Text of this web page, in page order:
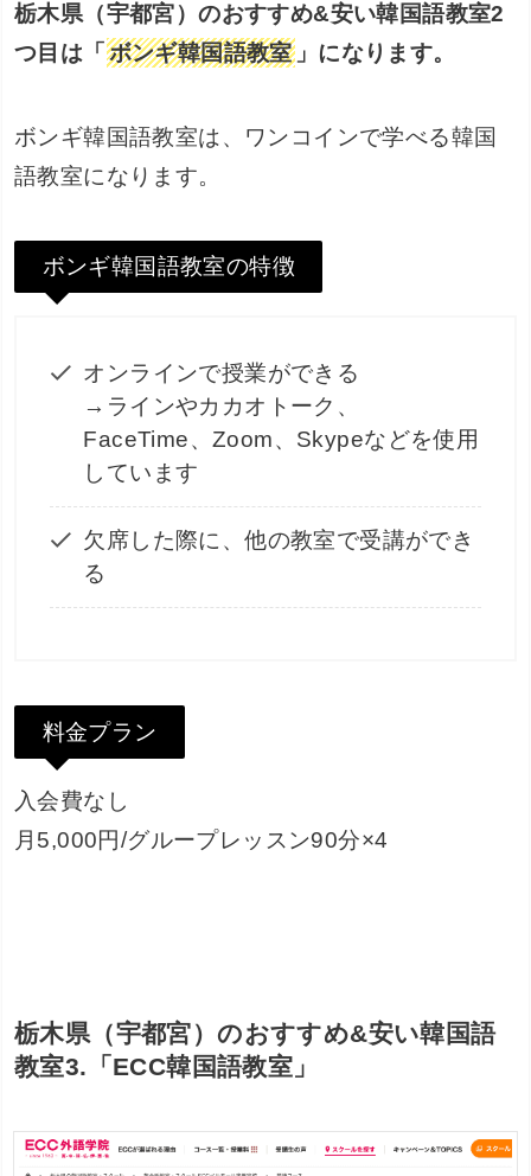
栃木県（宇都宮）のおすすめ&安い韓国語教室2
つ目は「 ボンギ韓国語教室」になります。
ボンギ韓国語教室は、ワンコインで学べる韓国
語教室になります。
ボンギ韓国語教室の特徴
オンラインで授業ができる
→ラインやカカオトーク、
FaceTime、Zoom、Skypeなどを使用
しています
欠席した際に、他の教室で受講ができ
る
料金プラン
入会費なし
月5,000円/グループレッスン90分×4
栃木県（宇都宮）のおすすめ&安い韓国語
教室3.「ECC韓国語教室」